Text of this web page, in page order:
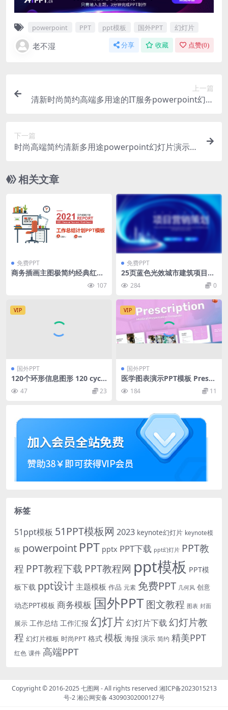
powerpoint PPT ppt模板 国外PPT 幻灯片
老不湿 分享 收藏 点赞(0)
上一篇
清新时尚简约高端多用途的IT服务powerpoint幻灯
下一篇
时尚高端简约清新多用途powerpoint幻灯片演示模
相关文章
免费PPT
商务插画主图极简约经典红总
107
免费PPT
25页蓝色光效城市建筑项目营
销策划PPT模板下载
284 0
VIP
国外PPT
120个环形信息图形 120 cycle
infographics
47 23
VIP
国外PPT
医学图表演示PPT模板 Prescr
iption Medical PowerPoint
Template
184 11
标签
51ppt模板 51PPT模板网 2023 keynote幻灯片 keynote模
板 powerpoint PPT pptx PPT下载 ppt幻灯片 PPT教
程 PPT教程下载 PPT教程网 ppt模板 PPT模
板下载 ppt设计 主题模板 作品 元素 免费PPT 几何风 创意
动态PPT模板 商务模板 国外PPT图文教程 图表 封面
展示 工作总结 工作汇报 幻灯片 幻灯片下载 幻灯片教
程 幻灯片模板 时尚PPT 格式 模板 海报 演示 简约 精美PPT
红色 课件 高端PPT
Copyright © 2016-2025七图网 - All rights reserved 湘ICP备2023015213
号-2湘公网安备 43090302000127号